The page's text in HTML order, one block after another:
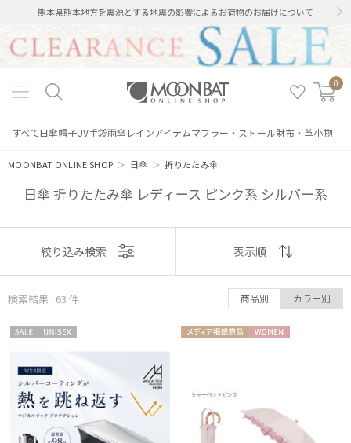
熊本県熊本地方を震源とする地震の影響によるお荷物のお届けについて
0
すべて日傘帽子UV手袋雨傘 レインアイテムマフラー・ストール財布・革小物
MOONBAT ONLINE SHOP ＞ 日傘 ＞折りたたみ傘
日傘 折りたたみ傘 レディース ピンク系 シルバー系
表示
おすすめ
価格の高い
順
価格の低い
順
絞り込み検索 表示順
検索結果 : 63 件 商品別 カラー別
ル
X